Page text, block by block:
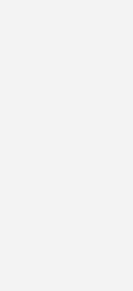
„Was jetzt passieren
Software möglich ist,
die Betriebsführung zu
in Asset